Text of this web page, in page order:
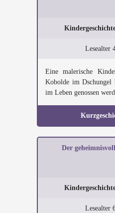
Lesealter
Eine malerische
Kobolde im Dschungel
im Leben genossen
Der
Lesealter